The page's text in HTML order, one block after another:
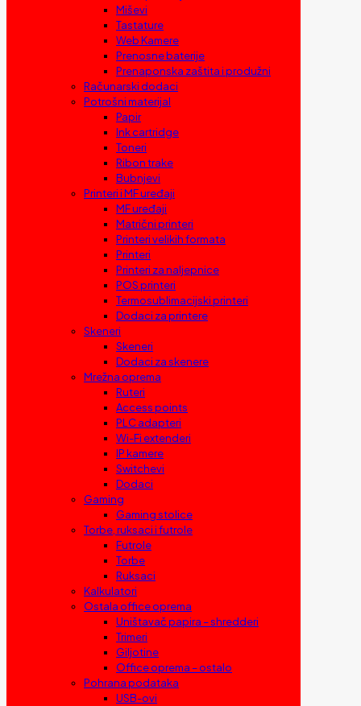
Miševi
Tastature
Web Kamere
Prenosne baterije
Prenaponska zaštita i produžni
Računarski dodaci
Potrošni materijal
Papir
Ink cartridge
Toneri
Ribon trake
Bubnjevi
Printeri i MF uređaji
MF uređaji
Matrični printeri
Printeri velikih formata
Printeri
Printeri za naljepnice
POS printeri
Termosublimacijski printeri
Dodaci za printere
Skeneri
Skeneri
Dodaci za skenere
Mrežna oprema
Ruteri
Access points
PLC adapteri
Wi-Fi extenderi
IP kamere
Switchevi
Dodaci
Gaming
Gaming stolice
Torbe, ruksaci i futrole
Futrole
Torbe
Ruksaci
Kalkulatori
Ostala office oprema
Uništavač papira – shredderi
Trimeri
Giljotine
Office oprema – ostalo
Pohrana podataka
USB-ovi